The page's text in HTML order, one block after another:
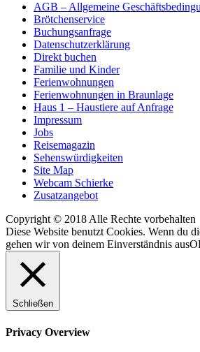
AGB – Allgemeine
Brötchenservice
Buchungsanfrage
Datenschutzerklärung
Direkt buchen
Familie und Kinder
Ferienwohnungen
Ferienwohnungen in Braunlage
Haus 1 – Haustiere auf Anfrage
Impressum
Jobs
Reisemagazin
Sehenswürdigkeiten
Site Map
Webcam Schierke
Zusatzangebot
Copyright © 2018 Alle Rechte vorbehalten
Diese Website benutzt Cookies. Wenn du
gehen wir von deinem Einverständnis aus
Schließen
Privacy Overview